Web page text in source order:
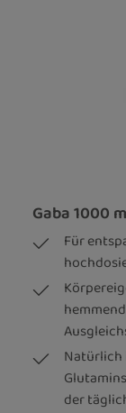
Gaba 1000
Für
Natürlich
der